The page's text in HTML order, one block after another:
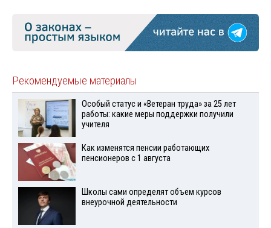
Рекомендуемые материалы
Особый статус и «Ветеран труда» за 25 лет
работы: какие меры поддержки получили
учителя
Как изменятся пенсии работающих
пенсионеров с 1 августа
Школы сами определят объем курсов
внеурочной деятельности